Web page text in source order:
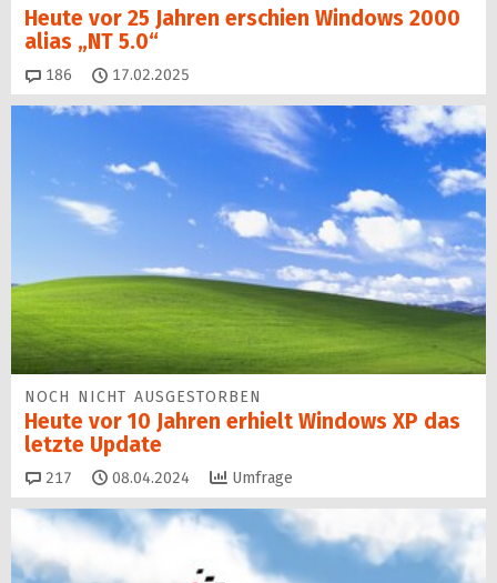
Heute vor 25 Jahren erschien Windows 2000
alias „NT 5.0“
186 Kommentare
17.02.2025
NOCH NICHT AUSGESTORBEN
Heute vor 10 Jahren erhielt Windows XP das
letzte Update
217 Kommentare
08.04.2024 Umfrage